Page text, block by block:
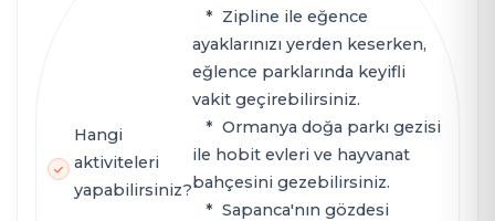
Hangi
aktiviteleri
yapabilirsiniz?
* Zipline ile eğence
ayaklarınızı yerden keserken,
eğlence parklarında keyifli
vakit geçirebilirsiniz.
* Ormanya doğa parkı gezisi
ile hobit evleri ve hayvanat
bahçesini gezebilirsiniz.
* Sapanca'nın gözdesi